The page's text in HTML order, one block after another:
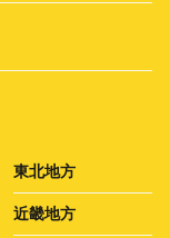
東北地方
近畿地方